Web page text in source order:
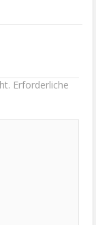
Erforderliche